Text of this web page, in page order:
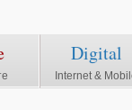
Digital
Internet &